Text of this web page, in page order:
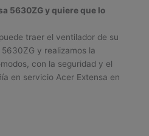
5630ZG y quiere que lo
traer el ventilador de su
y realizamos la
con la seguridad y el
en servicio Acer Extensa en